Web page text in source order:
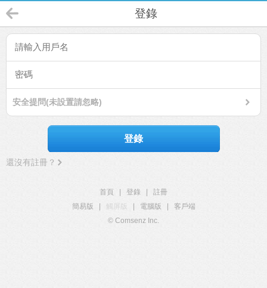
登錄
安全提問(未設置請忽略)
登錄
還沒有註冊？
首頁 登錄
註冊
簡易版
觸屏版 電腦版
客戶端
© Comsenz Inc.